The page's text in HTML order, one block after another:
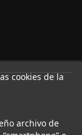
cookies de la
archivo de